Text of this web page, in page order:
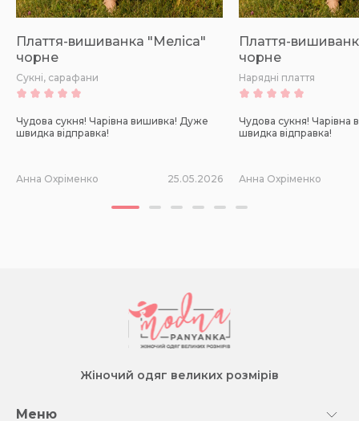
Плаття-вишиванка "Меліса"
чорне
Сукні, сарафани
Чудова сукня! Чарівна вишивка! Дуже
швидка відправка!
Анна Охріменко 25.05.2026
Плаття-
чорне
Нарядні плаття
Чудова сукня!
швидка відправка!
Анна Охріменко
Жіночий одяг великих розмірів
Меню